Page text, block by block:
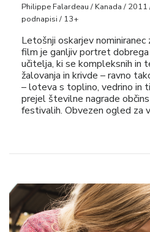
Philippe Falardeau / Kanada / 2011
podnapisi / 13+
Letošnji oskarjev nominiranec
film je ganljiv portret dobrega
učitelja, ki se kompleksnih in
žalovanja in krivde – ravno
– loteva s toplino, vedrino in
prejel številne nagrade
festivalih. Obvezen ogled za